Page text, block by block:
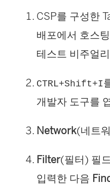
CSP를 구성한
배포에서 호스
테스트 비주얼
CTRL+Shift+I
개발자 도구를
Network(네트
Filter(필터) 필
입력한 다음